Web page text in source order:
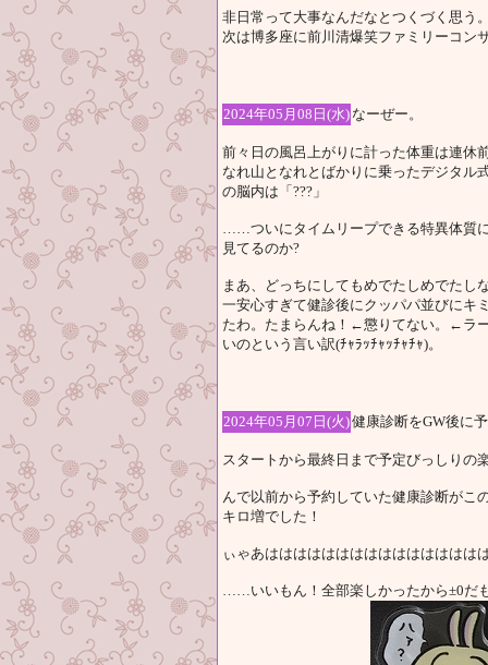
非日常って大事なんだなとつくづく思う
次は博多座に前川清爆笑ファミリーコ
2024年05月08日(水) なーぜー。
前々日の風呂上がりに計った体重は連休
なれ山となれとばかりに乗ったデジタル
の脳内は「???」
……ついにタイムリープできる特異体質
見てるのか?
まあ、どっちにしてもめでたしめでたし
一安心すぎて健診後にクッパパ並びにキ
たわ。たまらんね！←懲りてない。←ラ
いのという言い訳(ﾁｬﾗｯﾁｬｯﾁｬﾁｬ)。
2024年05月07日(火)健康診断をGW後に
スタートから最終日まで予定びっしりの
んで以前から予約していた健康診断がこ
キロ増でした！
ぃゃあははははははははははははははは
……いいもん！全部楽しかったから±0だ